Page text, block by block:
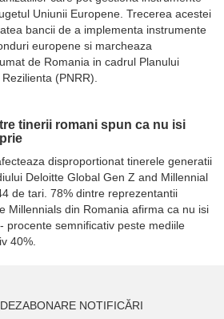
Uniunii Europene. Trecerea acestei
bancii de a implementa instrumente
europene si marcheaza
de Romania in cadrul Planului
(PNRR).
tinerii romani spun ca nu isi
disproportionat tinerele generatii
Deloitte Global Gen Z and Millennial
de tari. 78% dintre reprezentantii
Millennials din Romania afirma ca nu isi
procente semnificativ peste mediile
40%.
DEZABONARE NOTIFICĂRI